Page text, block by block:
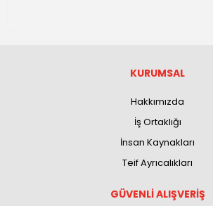
KURUMSAL
Hakkımızda
İş Ortaklığı
İnsan Kaynakları
Teif Ayrıcalıkları
GÜVENLİ ALIŞVERİŞ